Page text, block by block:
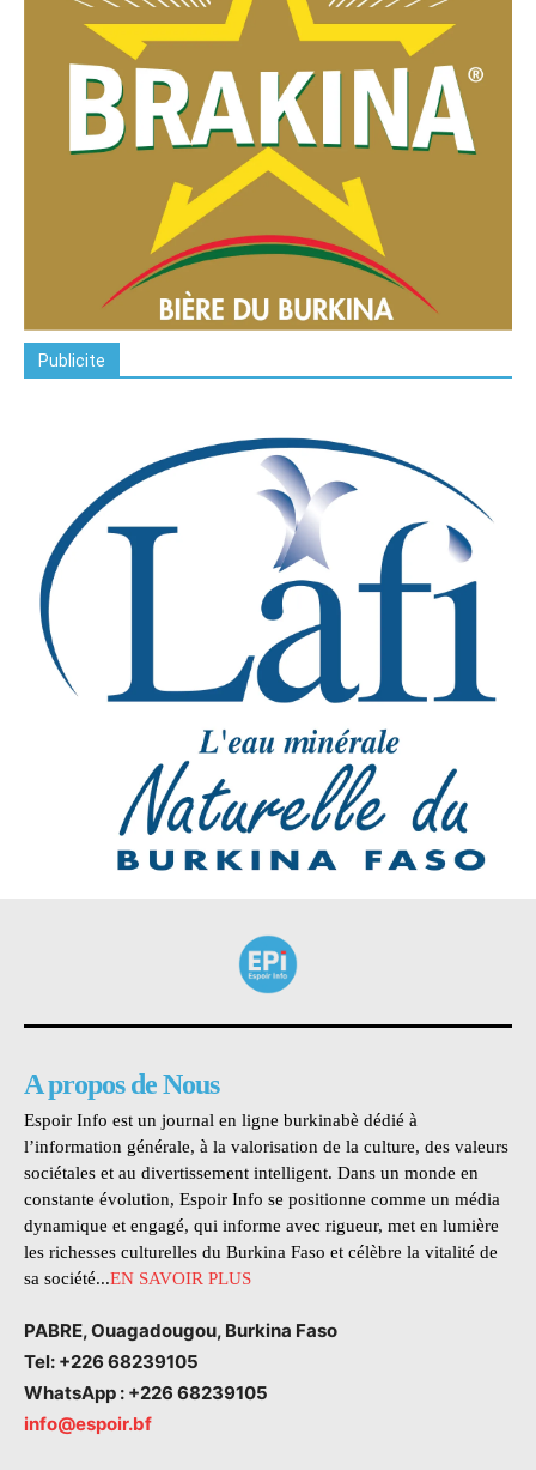
Publicite
A propos de Nous
Espoir Info est un journal en ligne burkinabè dédié à
l’information générale, à la valorisation de la culture, des valeurs
sociétales et au divertissement intelligent. Dans un monde en
constante évolution, Espoir Info se positionne comme un média
dynamique et engagé, qui informe avec rigueur, met en lumière
les richesses culturelles du Burkina Faso et célèbre la vitalité de
sa société...EN SAVOIR PLUS
PABRE, Ouagadougou, Burkina Faso
Tel: +226 68239105
WhatsApp : +226 68239105
info@espoir.bf